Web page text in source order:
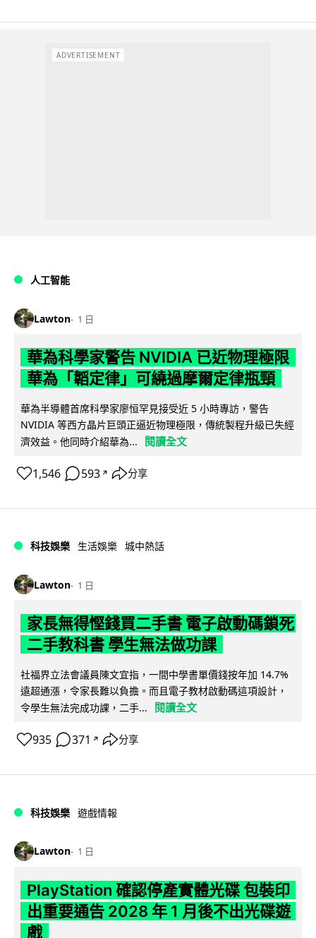
ADVERTISEMENT
人工智能
Lawton 1 日
華為科學家警告 NVIDIA 已近物理極限
華為「韜定律」可繞過摩爾定律瓶頸
華為半導體首席科學家廖恒罕見接受近 5 小時專訪，警告
NVIDIA 等西方晶片巨頭正逼近物理極限，傳統製程升級已失經
濟效益。他同時介紹華為...
閱讀全文
1,546 593 ↗ 分享
科技娛樂 生活娛樂 城中熱話
Lawton 1 日
家長無得慳錢買二手書 電子啟動碼鎖死
二手教科書 學生無法做功課
社福界立法會議員陳文宜指，一間中學書單價錢按年加 14.7%
遠超通漲，令家長難以負擔。而且電子教材啟動碼這項設計，
令學生無法完成功課，二手...
閱讀全文
935 371 ↗ 分享
科技娛樂 遊戲情報
Lawton 1 日
PlayStation 確認停產實體光碟 包裝印
出重要通告 2028 年 1 月後不出光碟遊
戲